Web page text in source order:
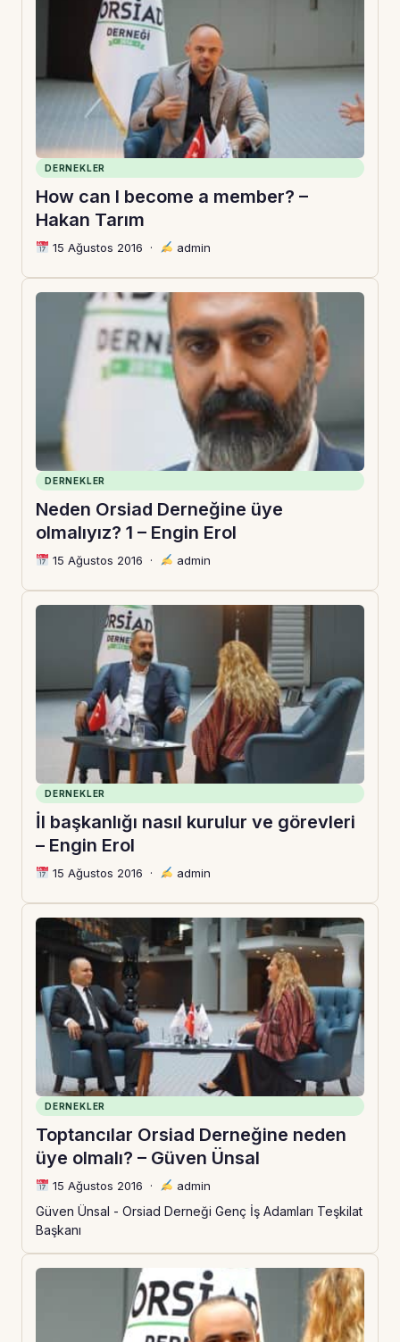
DERNEKLER
How can I become a member? –
Hakan Tarım
15 Ağustos 2016 · admin
DERNEKLER
Neden Orsiad Derneğine üye
olmalıyız? 1 – Engin Erol
15 Ağustos 2016 · admin
DERNEKLER
İl başkanlığı nasıl kurulur ve görevleri
– Engin Erol
15 Ağustos 2016 · admin
DERNEKLER
Toptancılar Orsiad Derneğine neden
üye olmalı? – Güven Ünsal
15 Ağustos 2016 · admin
Güven Ünsal - Orsiad Derneği Genç İş Adamları Teşkilat
Başkanı